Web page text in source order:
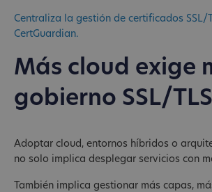
Centraliza la gestión de certificados SSL/
CertGuardian.
Más cloud exige
gobierno SSL/TLS
Adoptar cloud, entornos híbridos o
no solo implica desplegar servicios con
También implica gestionar más capas,